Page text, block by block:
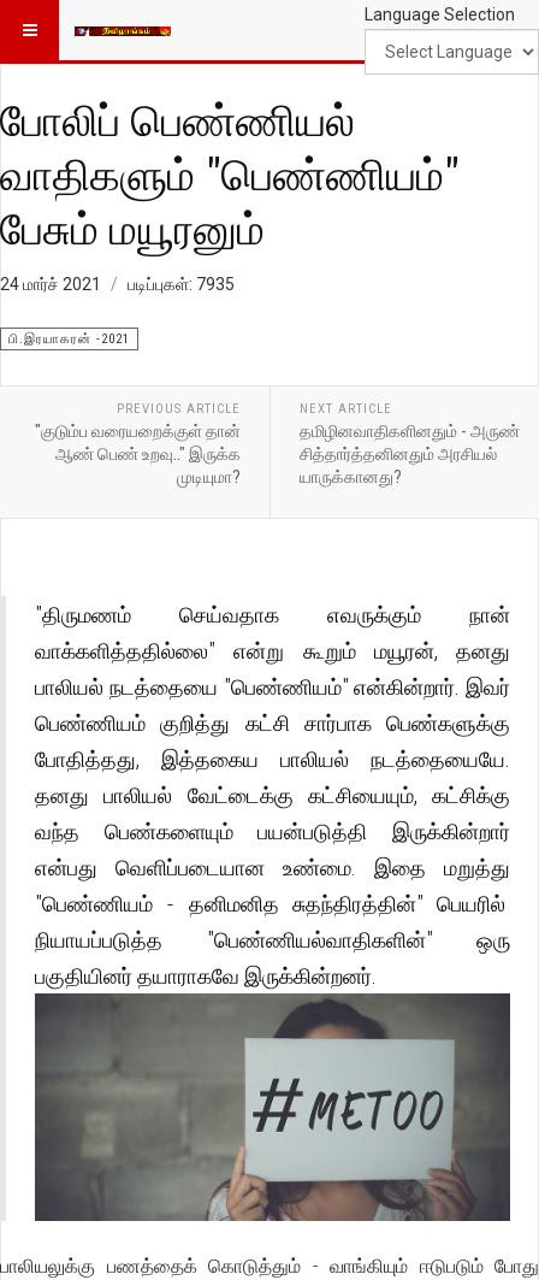
Language Selection
போலிப் பெண்ணியல்
வாதிகளும் "பெண்ணியம்"
பேசும் மயூரனும்
24 மார்ச் 2021 படிப்புகள்: 7935
பி.இரயாகரன் -2021
PREVIOUS ARTICLE
"குடும்ப வரையறைக்குள் தான்
ஆண் பெண் உறவு.." இருக்க
முடியுமா?
NEXT ARTICLE
தமிழினவாதிகளினதும் - அருண்
சித்தார்த்தனினதும் அரசியல்
யாருக்கானது?
"திருமணம் செய்வதாக எவருக்கும் நான்
வாக்களித்ததில்லை" என்று கூறும் மயூரன், தனது
பாலியல் நடத்தையை "பெண்ணியம்" என்கின்றார். இவர்
பெண்ணியம் குறித்து கட்சி சார்பாக பெண்களுக்கு
போதித்தது, இத்தகைய பாலியல் நடத்தையையே.
தனது பாலியல் வேட்டைக்கு கட்சியையும், கட்சிக்கு
வந்த பெண்களையும் பயன்படுத்தி இருக்கின்றார்
என்பது வெளிப்படையான உண்மை. இதை மறுத்து
"பெண்ணியம் - தனிமனித சுதந்திரத்தின்" பெயரில்
நியாயப்படுத்த "பெண்ணியல்வாதிகளின்" ஒரு
பகுதியினர் தயாராகவே இருக்கின்றனர்.
பாலியலுக்கு பணத்தைக் கொடுத்தும் - வாங்கியும் ஈடுபடும் போது